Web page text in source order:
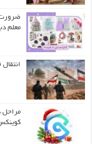
ضرورت
معلم